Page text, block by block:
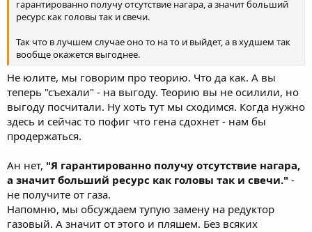
гарантированно получу отсутствие нагара, а значит больший
ресурс как головы так и свечи.
Так что в лучшем случае оно то на то и выйдет, а в худшем так
вообще окажется выгоднее.
Не юлите, мы говорим про теорию. Что да как. А вы
теперь "съехали" - на выгоду. Теорию вы не осилили, но
выгоду посчитали. Ну хоть тут мы сходимся. Когда нужно
здесь и сейчас то пофиг что гена сдохнет - нам бы
продержаться.
Ан нет, "Я гарантированно получу отсутствие нагара,
а значит больший ресурс как головы так и свечи." -
не получите от газа.
Напомню, мы обсуждаем тупую замену на редуктор
газовый. А значит от этого и пляшем. Без всяких